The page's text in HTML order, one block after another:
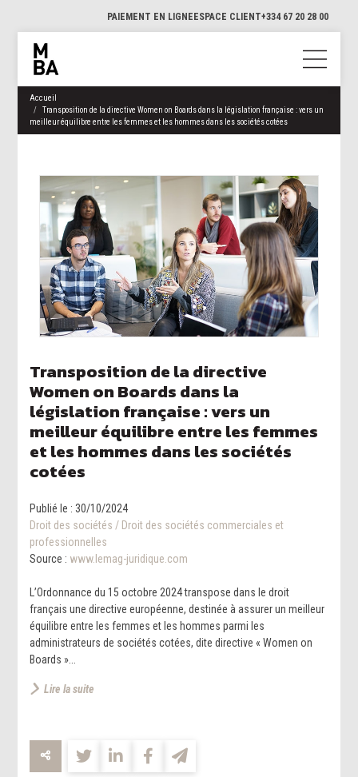
PAIEMENT EN LIGNEESPACE CLIENT+334 67 20 28 00
Accueil
Transposition de la directive Women on Boards dans la législation française : vers un
meilleur équilibre entre les femmes et les hommes dans les sociétés cotées
Transposition de la directive
Women on Boards dans la
législation française : vers un
meilleur équilibre entre les femmes
et les hommes dans les sociétés
cotées
Publié le :30/10/2024
Droit des sociétés / Droit des sociétés commerciales et
professionnelles
Source : www.lemag-juridique.com
L’Ordonnance du 15 octobre 2024 transpose dans le droit
français une directive européenne, destinée à assurer un meilleur
équilibre entre les femmes et les hommes parmi les
administrateurs de sociétés cotées, dite directive « Women on
Boards »...
Lire la suite